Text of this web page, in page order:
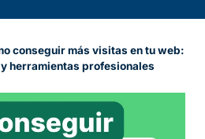
conseguir más visitas en tu web:
herramientas profesionales